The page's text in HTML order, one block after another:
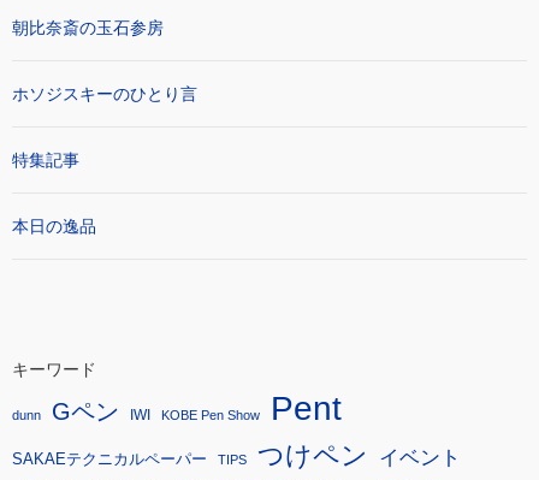
朝比奈斎の玉石参房
ホソジスキーのひとり言
特集記事
本日の逸品
キーワード
dunn Gペン IWI KOBE Pen Show Pent
SAKAEテクニカルペーパー TIPS つけペン イベント